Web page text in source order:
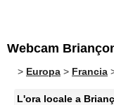
Webcam
> Europa > Francia
L'ora locale a